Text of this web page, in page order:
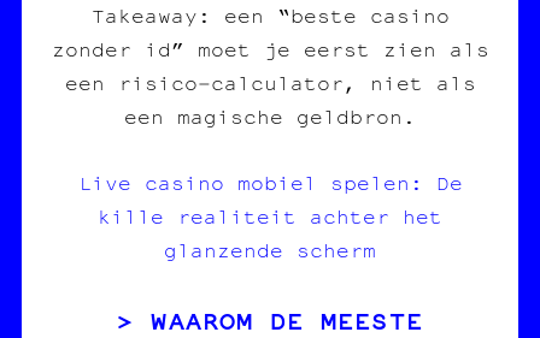
Takeaway: een “beste casino
zonder id” moet je eerst zien als
een risico‑calculator, niet als
een magische geldbron.
Live casino mobiel spelen: De
kille realiteit achter het
glanzende scherm
WAAROM DE MEESTE